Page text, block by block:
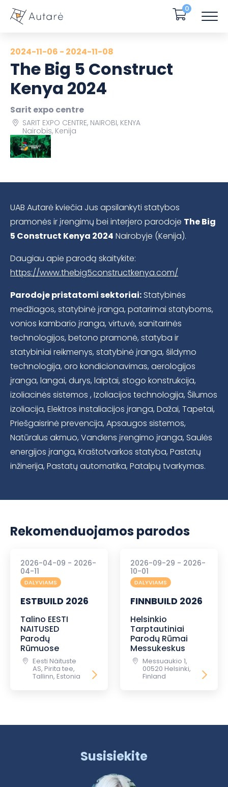
0
2024-11-06 - 2024-11-08
The Big 5 Construct
Kenya 2024
Sarit expo centre
SARIT EXPO CENTRE, NAIROBI, KENYA
Nairobis, Kenija
UAB Autarė kviečia Jus apsilankyti statybos
pramonės ir įrengimų bei interjero parodoje The Big
5 Construct Kenya 2024 Nairobyje (Kenija).
Daugiau apie parodą skaitykite:
https://www.thebig5constructkenya.com/
Parodoje pristatomi sektoriai: Statybinės
medžiagos, statybinė įranga, patarimai statyboms,
vonios kambario įranga, virtuvė, sanitarinės
technologijos, betono pramonė, statyba ir
statybiniai reikmenys, statybinė įranga, šildymo
technologija, oro kondicionavimas, aerologijos
įranga, langai, durys, laiptai, stogo konstrukcija,
izoliacinės sistemos , Izoliacijos technologija, Šilumos
izoliacija, Elektros instaliacijos įranga, Dažai, Tapetai,
Priešgaisrinė prevencija, Apsaugos sistemos,
Natūralus akmuo, Vandens įrengimo įranga, Saulės
energijos įranga, Kraštotvarkos statyba, Pastatų
inžinerija, Pastatų automatika, Patalpų tvarkymas.
Rekomenduojamos parodos
2026-04-09 - 2026-
04-11
DALYVIAMS
ESTBUILD 2026
Talino EESTI
NAITUSED
Parodų
Rūmuose
Eesti Näituste
AS, Pirita tee,
Tallinn, Estonia
2026-09-29 - 2026-
10-01
DALYVIAMS
FINNBUILD 2026
Helsinkio
Tarptautiniai
Parodų Rūmai
Messukeskus
Messuaukio 1,
00520 Helsinki,
Finland
Susisiekite